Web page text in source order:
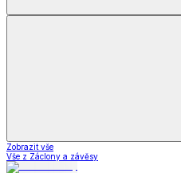
Zobrazit vše
Vše z Záclony a závěsy